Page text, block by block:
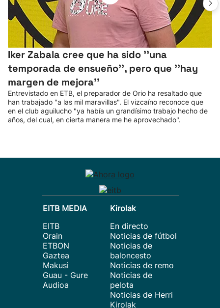
Iker Zabala cree que ha sido ''una
temporada de ensueño'', pero que ''hay
margen de mejora''
Entrevistado en ETB, el preparador de Orio ha resaltado que
han trabajado "a las mil maravillas". El vizcaíno reconoce que
en el club aguilucho "ya había un grandísimo trabajo hecho de
años, del cual, en cierta manera me he aprovechado".
EITB MEDIA
EITB
Orain
ETBON
Gaztea
Makusi
Guau - Gure
Audioa
Kirolak
En directo
Noticias de fútbol
Noticias de
baloncesto
Noticias de remo
Noticias de
pelota
Noticias de Herri
Kirolak